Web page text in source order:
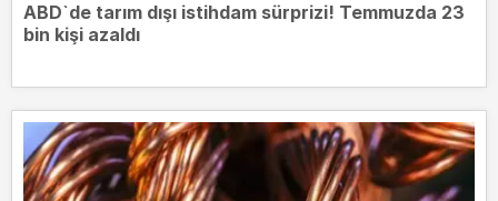
ABD`de tarım dışı istihdam sürprizi! Temmuzda 23
bin kişi azaldı